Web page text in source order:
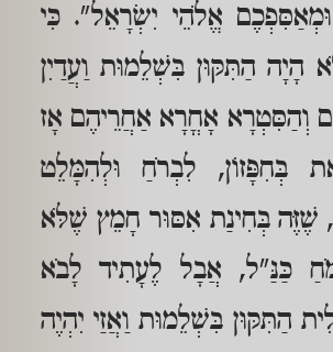
אֱלֹהֵי יִשְׂרָאֵל". כִּי
הָיָה הַתִּקּוּן בִּשְׁלֵמוּת וַעֲדַיִן
וְהַסִּטְרָא אָחֳרָא אַחֲרֵיהֶם אָז
בְּחִפָּזוֹן, לִבְרֹחַ וּלְהִמָּלֵט
בְּחִינַת אִסּוּר חָמֵץ שֶׁלֹּא
כַּנַּ"ל, אֲבָל לֶעָתִיד לָבֹא
הַתִּקּוּן בִּשְׁלֵמוּת וַאֲזַי יִהְיֶה